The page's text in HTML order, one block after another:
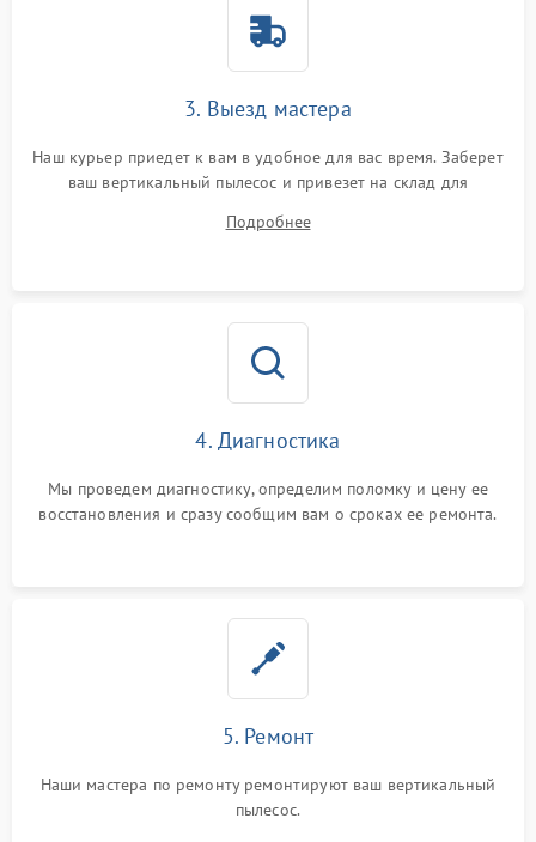
3. Выезд мастера
Наш курьер приедет к вам в удобное для вас время. Заберет
ваш вертикальный пылесос и привезет на склад для
Подробнее
4. Диагностика
Мы проведем диагностику, определим поломку и цену ее
восстановления и сразу сообщим вам о сроках ее ремонта.
5. Ремонт
Наши мастера по ремонту ремонтируют ваш вертикальный
пылесос.